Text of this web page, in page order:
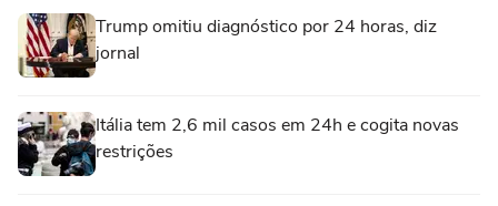
Trump omitiu diagnóstico por 24 horas, diz
jornal
Itália tem 2,6 mil casos em 24h e cogita novas
restrições